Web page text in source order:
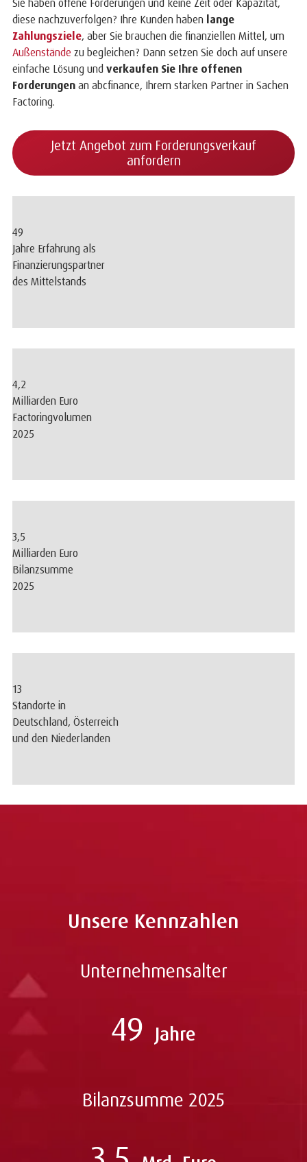
diese nachzuverfolgen? Ihre Kunden haben lange
Zahlungsziele, aber Sie brauchen die finanziellen Mittel, um
Außenstände zu begleichen? Dann setzen Sie doch auf unsere
einfache Lösung und verkaufen Sie Ihre offenen
Forderungen an abcfinance, Ihrem starken Partner in Sachen
Factoring.
Jetzt Angebot zum Forderungsverkauf
anfordern
49
Jahre Erfahrung als
Finanzierungspartner
des Mittelstands
4,2
Milliarden Euro
Factoringvolumen
2025
3,5
Milliarden Euro
Bilanzsumme
2025
13
Standorte in
Deutschland, Österreich
und den Niederlanden
Unsere Kennzahlen
Unternehmensalter
49 Jahre
Bilanzsumme 2025